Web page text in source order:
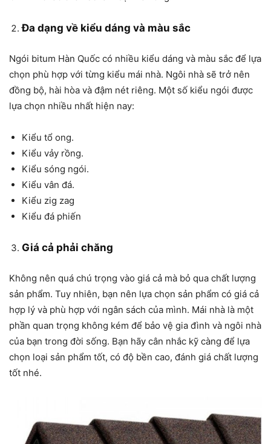
Đa dạng về kiểu dáng và màu sắc
Ngói bitum Hàn Quốc có nhiều kiểu dáng và màu sắc để lựa
chọn phù hợp với từng kiểu mái nhà. Ngôi nhà sẽ trở nên
đồng bộ, hài hòa và đậm nét riêng. Một số kiểu ngói được
lựa chọn nhiều nhất hiện nay:
Kiểu tổ ong.
Kiểu vảy rồng.
Kiểu sóng ngói.
Kiểu vân đá.
Kiểu zig zag
Kiểu đá phiến
Giá cả phải chăng
Không nên quá chú trọng vào giá cả mà bỏ qua chất lượng
sản phẩm. Tuy nhiên, bạn nên lựa chọn sản phẩm có giá cả
hợp lý và phù hợp với ngân sách của mình. Mái nhà là một
phần quan trọng không kém để bảo vệ gia đình và ngôi nhà
của bạn trong đời sống. Bạn hãy cân nhắc kỹ càng để lựa
chọn loại sản phẩm tốt, có độ bền cao, đánh giá chất lượng
tốt nhé.